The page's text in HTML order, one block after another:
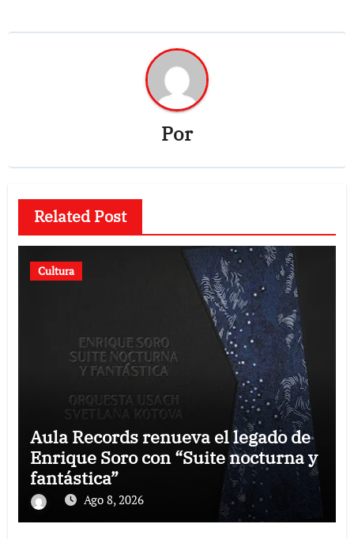
Por
Related Post
Cultura
Aula Records renueva el legado de
Enrique Soro con “Suite nocturna y
fantástica”
Ago 8, 2026